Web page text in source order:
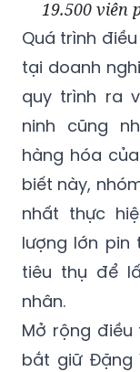
19.500 viên
Quá trình
tại doanh
quy trình ra
ninh cũng
hàng hóa
biết này,
nhất thực
lượng lớn pin
tiêu thụ để
nhân.
Mở rộng
bắt giữ Đặng